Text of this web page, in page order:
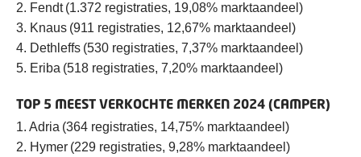
2. Fendt (1.372 registraties, 19,08% marktaandeel)
3. Knaus (911 registraties, 12,67% marktaandeel)
4. Dethleffs (530 registraties, 7,37% marktaandeel)
5. Eriba (518 registraties, 7,20% marktaandeel)
TOP 5 MEEST VERKOCHTE MERKEN 2024 (CAMPER)
1. Adria (364 registraties, 14,75% marktaandeel)
2. Hymer (229 registraties, 9,28% marktaandeel)